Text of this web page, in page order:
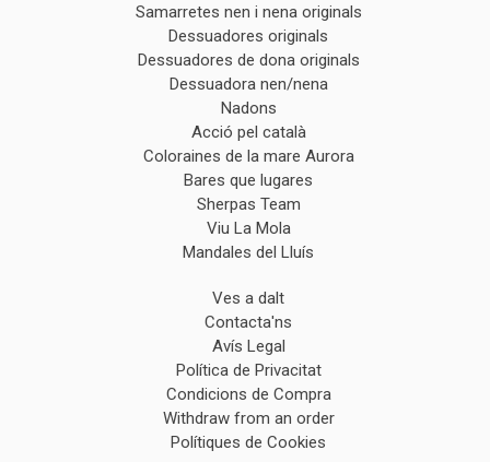
Samarretes nen i nena originals
Dessuadores originals
Dessuadores de dona originals
Dessuadora nen/nena
Nadons
Acció pel català
Coloraines de la mare Aurora
Bares que lugares
Sherpas Team
Viu La Mola
Mandales del Lluís
Ves a dalt
Contacta'ns
Avís Legal
Política de Privacitat
Condicions de Compra
Withdraw from an order
Polítiques de Cookies